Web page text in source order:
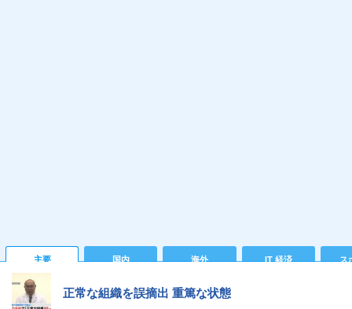
主要 国内 海外 IT 経済 ス
正常な組織を誤摘出 重篤な状態